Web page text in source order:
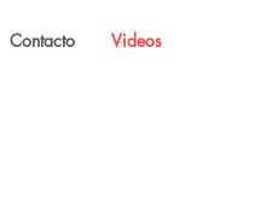
Contacto Videos